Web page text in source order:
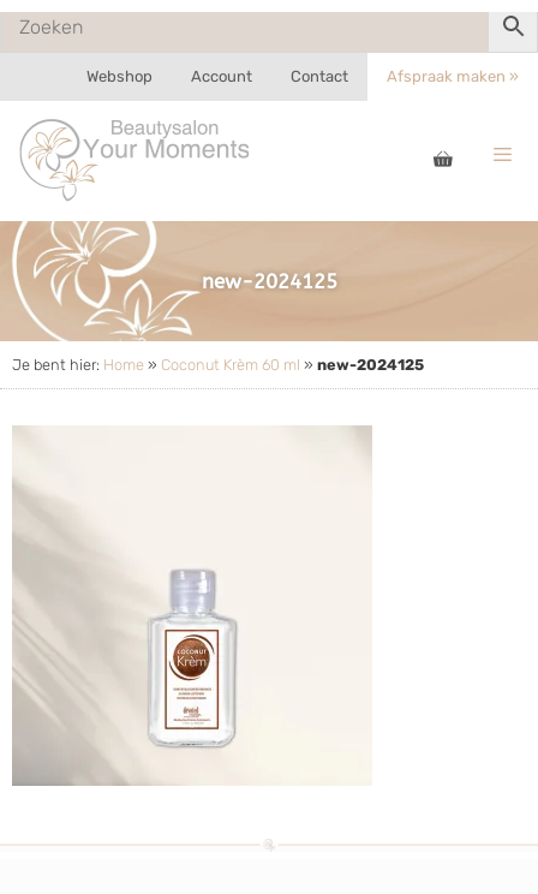
Webshop Account Contact Afspraak maken »
new-2024125
Je bent hier: Home » Coconut Krèm 60 ml » new-2024125